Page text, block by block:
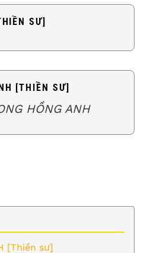
SƯ]
[THIỀN SƯ]
HỒNG ANH
[Thiền sư]